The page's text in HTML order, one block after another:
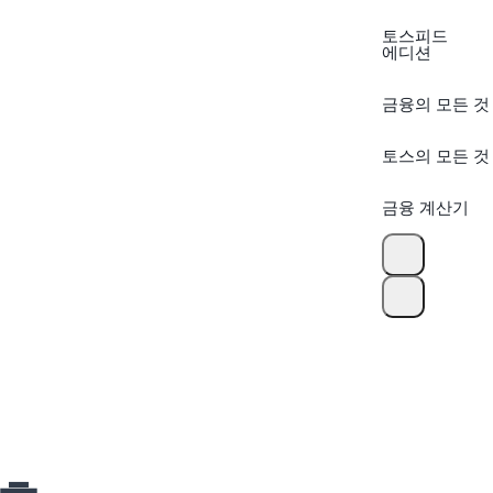
토스피드
에디션
금융의 모든 것
토스의 모든 것
금융 계산기